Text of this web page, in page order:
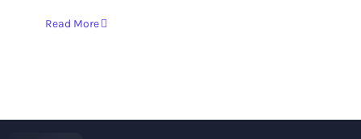
Read More